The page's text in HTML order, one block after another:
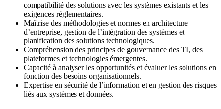
compatibilité des solutions avec les systèmes existants et les
exigences réglementaires.
Maîtrise des méthodologies et normes en architecture
d’entreprise, gestion de l’intégration des systèmes et
planification des solutions technologiques.
Compréhension des principes de gouvernance des TI, des
plateformes et technologies émergentes.
Capacité à analyser les opportunités et évaluer les solutions en
fonction des besoins organisationnels.
Expertise en sécurité de l’information et en gestion des risques
liés aux systèmes et données.